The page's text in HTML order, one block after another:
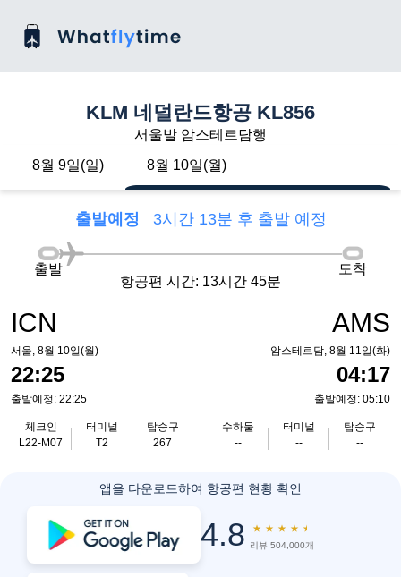
KLM 네덜란드항공 KL856
서울발 암스테르담행
8월 9일(일)
8월 10일(월)
출발예정 3시간 13분 후 출발 예정
ICN
서울, 8월 10일(월)
22:25
출발예정: 22:25
체크인
L22-M07
터미널
T2
탑승구
267
출발
항공편 시간: 13시간 45분
도착
AMS
암스테르담, 8월 11일(화)
04:17
출발예정: 05:10
수하물
--
터미널
--
탑승구
--
앱을 다운로드하여 항공편 현황 확인
4.8 ★ ★ ★ ★ ★
리뷰 504,000개